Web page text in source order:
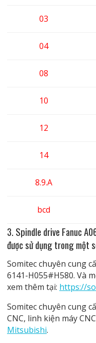
03
04
08
10
12
14
8.9.A
bcd
3. Spindle drive Fanuc
được sử dụng trong một
Somitec chuyên cung
6141-H055#H580. Và
xem thêm tại: https://
Somitec chuyên cung
CNC, linh kiện máy
Mitsubishi.